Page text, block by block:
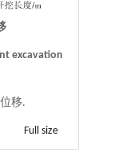
excavation
移.
Full size